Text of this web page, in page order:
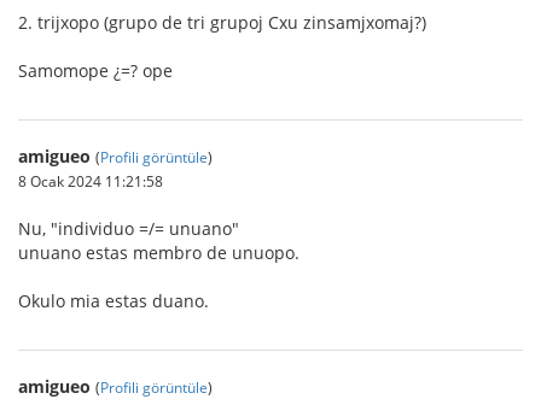
2. trijxopo (grupo de tri grupoj Cxu zinsamjxomaj?)
Samomope ¿=? ope
amigueo (Profili görüntüle)
8 Ocak 2024 11:21:58
Nu, "individuo =/= unuano"
unuano estas membro de unuopo.
Okulo mia estas duano.
amigueo (Profili görüntüle)